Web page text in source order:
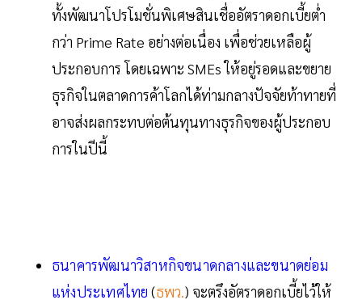
ทั้งพัฒนาโปรโมชั่นพิเศษสินเชื่ออัตราดอกเบี้ยต่ำ
กว่า Prime Rate อย่างต่อเนื่อง เพื่อช่วยเหลือผู้
ประกอบการ โดยเฉพาะ SMEs ให้อยู่รอดและขยาย
ธุรกิจในตลาดการค้าโลกได้ท่ามกลางปัจจัยท้าทายที่
อาจส่งผลกระทบต่อต้นทุนทางธุรกิจของผู้ประกอบ
การในปีนี้
ธนาคารพัฒนาวิสาหกิจขนาดกลางและขนาดย่อม
แห่งประเทศไทย (ธพว.) จะตรึงอัตราดอกเบี้ยไว้ให้